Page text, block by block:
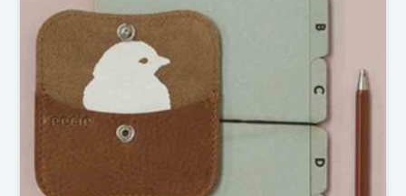
meerdere
variaties.
Deze
optie
kan